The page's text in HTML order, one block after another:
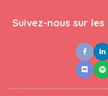
Suivez-nous sur